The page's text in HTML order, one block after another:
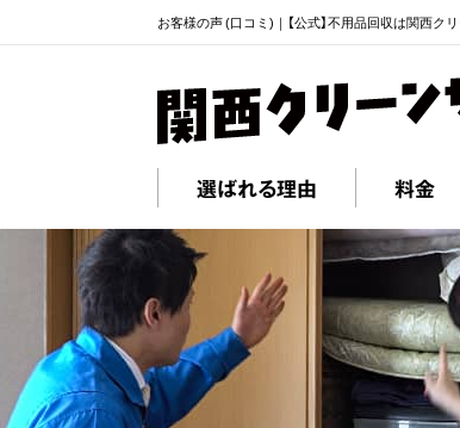
お客様の声 (口コミ)｜【公式】不用品回収は関西ク
選ばれる理由 料金